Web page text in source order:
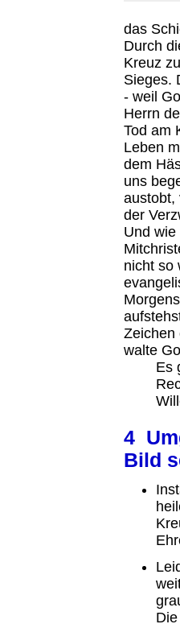
das
Durch
Kreuz
Sieges.
- weil
Herrn
Tod am
Leben
dem
uns
austobt,
der
Und
nicht so
Zeichen
walte
Es
4
Bild